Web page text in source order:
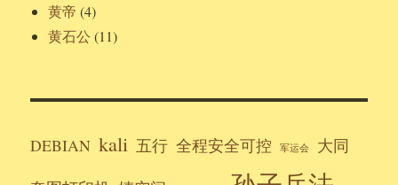
黄帝 (4)
黄石公 (11)
DEBIAN kali 五行 全程安全可控 军运会
大同